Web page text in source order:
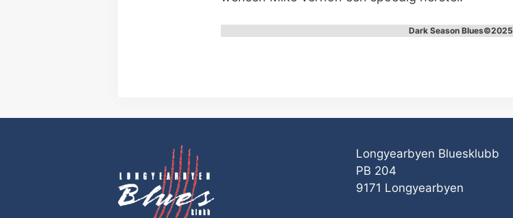
Dark Season Blues©2025
Longyearbyen Bluesklubb
PB 204
9171 Longyearbyen